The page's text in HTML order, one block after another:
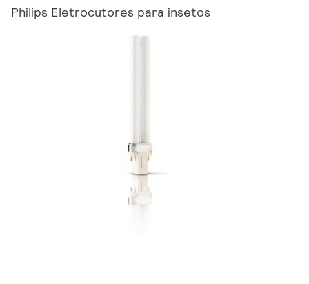
Philips Eletrocutores para insetos